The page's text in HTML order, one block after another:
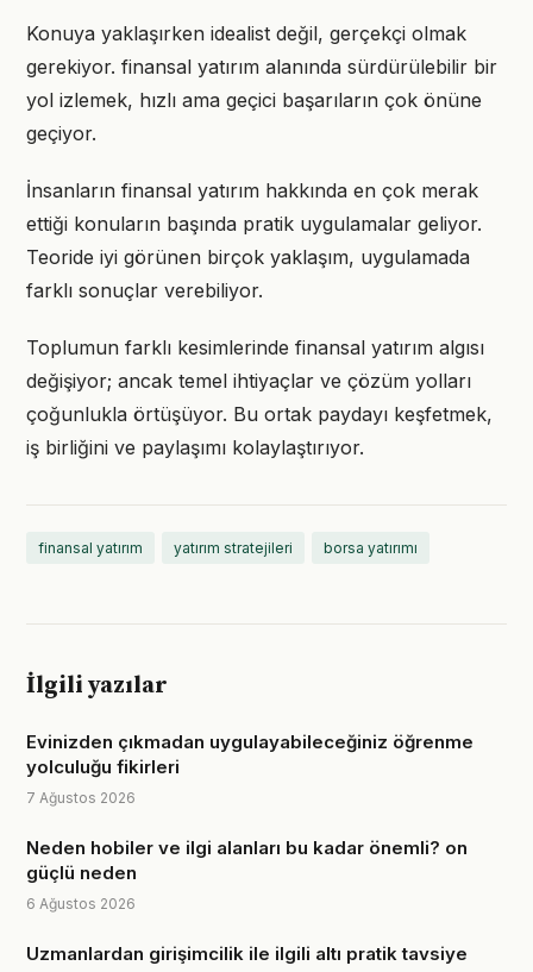
Konuya yaklaşırken idealist değil, gerçekçi olmak
gerekiyor. finansal yatırım alanında sürdürülebilir bir
yol izlemek, hızlı ama geçici başarıların çok önüne
geçiyor.
İnsanların finansal yatırım hakkında en çok merak
ettiği konuların başında pratik uygulamalar geliyor.
Teoride iyi görünen birçok yaklaşım, uygulamada
farklı sonuçlar verebiliyor.
Toplumun farklı kesimlerinde finansal yatırım algısı
değişiyor; ancak temel ihtiyaçlar ve çözüm yolları
çoğunlukla örtüşüyor. Bu ortak paydayı keşfetmek,
iş birliğini ve paylaşımı kolaylaştırıyor.
finansal yatırım yatırım stratejileri borsa yatırımı
İlgili yazılar
Evinizden çıkmadan uygulayabileceğiniz öğrenme
yolculuğu fikirleri
7 Ağustos 2026
Neden hobiler ve ilgi alanları bu kadar önemli? on
güçlü neden
6 Ağustos 2026
Uzmanlardan girişimcilik ile ilgili altı pratik tavsiye